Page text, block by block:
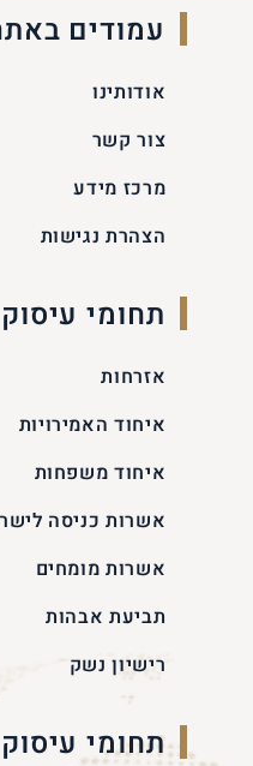
עמודים
אודותינו
צור קשר
מרכז מידע
הצהרת נגישות
תחומי עיסוק
אזרחות
איחוד האמירויות
איחוד משפחות
אשרות כניסה
אשרות מומחים
תביעת אבהות
רישיון נשק
תחומי